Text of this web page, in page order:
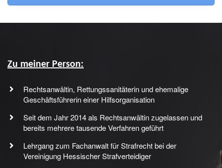
Zu meiner Person:
Rechtsanwältin, Rettungssanitäterin und ehemalige
Geschäftsführerin einer Hilfsorganisation
Seit dem Jahr 2014 als Rechtsanwältin zugelassen und
bereits mehrere tausende Verfahren geführt
Lehrgang zum Fachanwalt für Strafrecht bei der
Vereinigung Hessischer Strafverteidiger